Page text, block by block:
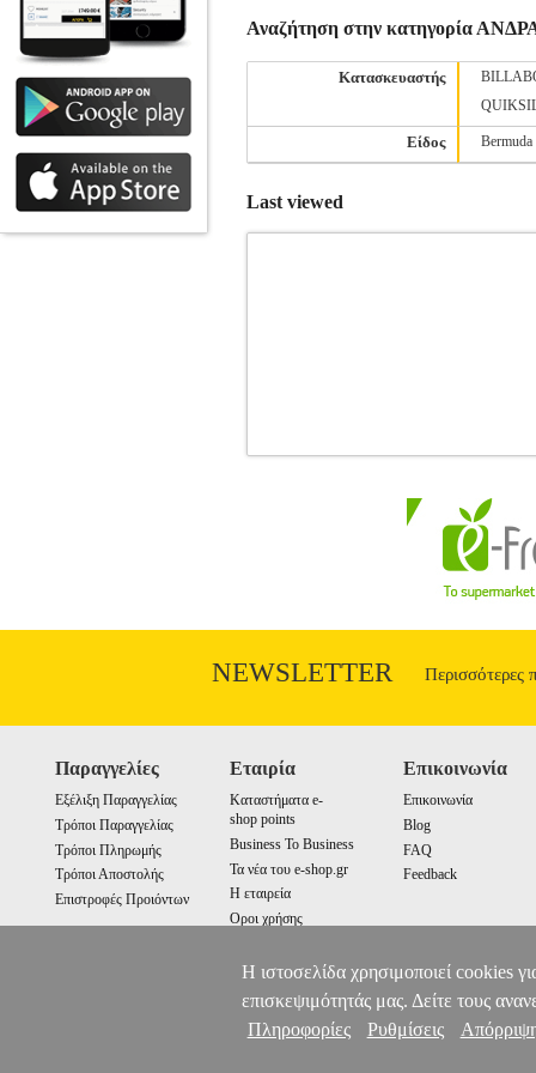
Αναζήτηση στην κατηγορία
Κατασκευαστής
Είδος Bermuda
Last viewed
επιφάνεια το logo της εταιρείας, σε
εφαρμογή. Έχει πλάγιες τσέπες στο
Pepe Jeans, ένα αυθεντικό λονδρέζικο
brands στον χώρου του denim &
Χρώμα>Τυρκουάζ (Dark turquoise)•
Μπορείτε να συνδυάσετε τα προϊόντα
επίσης να παραλάβετε από
NEWSLETTER Περισσότερες
Παραγγελίες
Εξέλιξη Παραγγελίας
Τρόποι Παραγγελίας
Τρόποι Πληρωμής
Τρόποι Αποστολής
Επιστροφές Προιόντων
Εταιρία
Καταστήματα e-
shop points
Business To Business
Τα νέα του e-shop.gr
Η εταιρεία
Οροι χρήσης
Επικοινωνία
Επικοινωνία
Blog
FAQ
Feedback
Η ιστοσελίδα χρησιμοποιεί cookies
επισκεψιμότητάς μας. Δείτε τους
Πληροφορίες
Ρυθμίσεις